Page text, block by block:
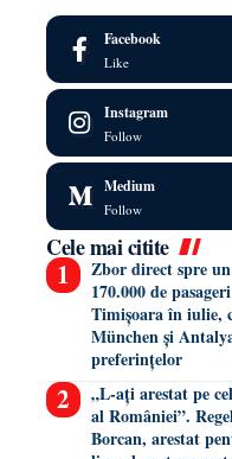
Facebook
Like
Instagram
Follow
Medium
Follow
Cele mai citite
Zbor direct spre
170.000 de
Timișoara în iulie,
München și
preferințelor
„L-ați arestat pe
al României”.
Borcan, arestat